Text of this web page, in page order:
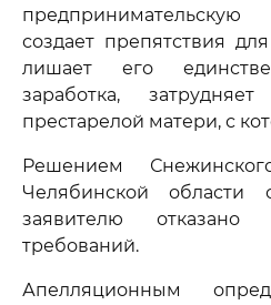
создает препятствия
лишает его
заработка,
престарелой матери, с
Решением
Челябинской
заявителю отказано
требований.
Апелляционным